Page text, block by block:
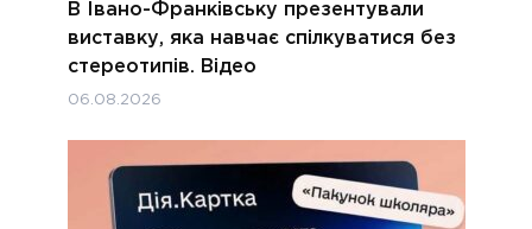
В Івано-Франківську презентували
виставку, яка навчає спілкуватися без
стереотипів. Відео
06.08.2026